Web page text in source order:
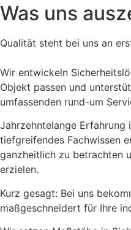
Was uns
Qualität steht bei uns an
Wir entwickeln
Objekt passen und
umfassenden rund-um
Jahrzehntelange Erfahrung
tiefgreifendes Fachwissen
ganzheitlich zu betrachten
erzielen.
Kurz gesagt: Bei uns
maßgeschneidert für Ihre